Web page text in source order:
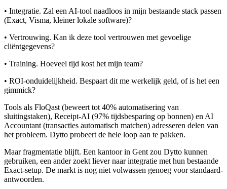
• Integratie. Zal een AI-tool naadloos in mijn bestaande stack passen
(Exact, Visma, kleiner lokale software)?
• Vertrouwing. Kan ik deze tool vertrouwen met gevoelige
cliëntgegevens?
• Training. Hoeveel tijd kost het mijn team?
• ROI-onduidelijkheid. Bespaart dit me werkelijk geld, of is het een
gimmick?
Tools als FloQast (beweert tot 40% automatisering van
sluitingstaken), Receipt-AI (97% tijdsbesparing op bonnen) en AI
Accountant (transacties automatisch matchen) adresseren delen van
het probleem. Dytto probeert de hele loop aan te pakken.
Maar fragmentatie blijft. Een kantoor in Gent zou Dytto kunnen
gebruiken, een ander zoekt liever naar integratie met hun bestaande
Exact-setup. De markt is nog niet volwassen genoeg voor standaard-
antwoorden.